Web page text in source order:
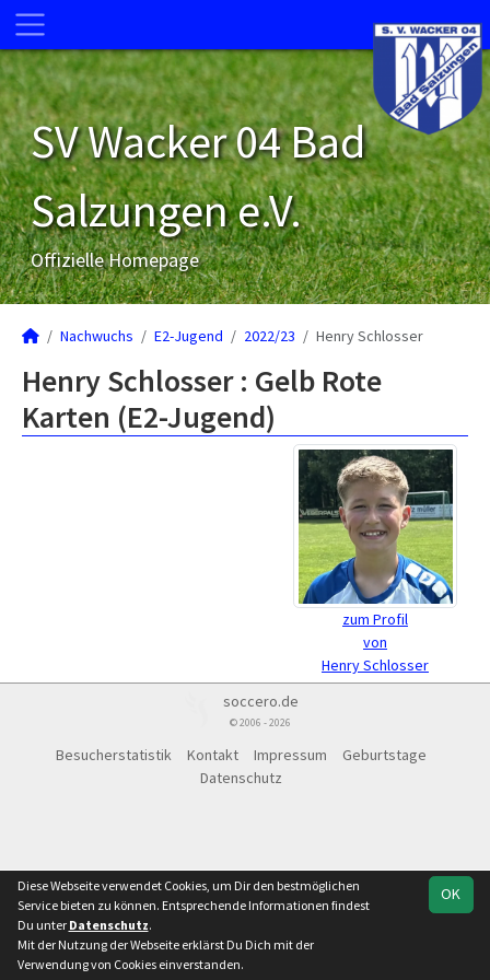
SV Wacker 04 Bad
Salzungen e.V.
Offizielle Homepage
Nachwuchs E2-Jugend 2022/23 Henry Schlosser
Henry Schlosser : Gelb Rote
Karten (E2-Jugend)
zum Profil
von
Henry Schlosser
soccero.de
© 2006 - 2026
Besucherstatistik Kontakt Impressum
Geburtstage
Datenschutz
OK
Diese Webseite verwendet Cookies, um Dir den bestmöglichen
Service bieten zu können. Entsprechende Informationen findest
Du unter Datenschutz.
Mit der Nutzung der Webseite erklärst Du Dich mit der
Verwendung von Cookies einverstanden.